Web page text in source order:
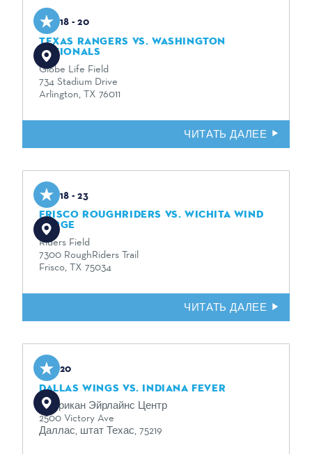
Aug 18 - 20
TEXAS RANGERS VS. WASHINGTON
NATIONALS
Globe Life Field
734 Stadium Drive
Arlington, TX 76011
ЧИТАТЬ ДАЛЕЕ
Aug 18 - 23
FRISCO ROUGHRIDERS VS. WICHITA WIND
SURGE
Riders Field
7300 RoughRiders Trail
Frisco, TX 75034
ЧИТАТЬ ДАЛЕЕ
Aug 20
DALLAS WINGS VS. INDIANA FEVER
Американ Эйрлайнс Центр
2500 Victory Ave
Даллас, штат Техас, 75219